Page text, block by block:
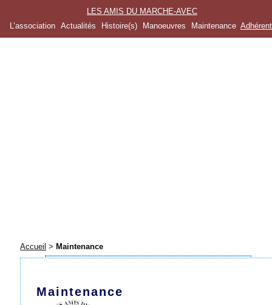
LES AMIS DU MARCHE-AVEC
L’association
Actualités Histoire(s) Manoeuvres Maintenance
Accueil > Maintenance
Maintenance